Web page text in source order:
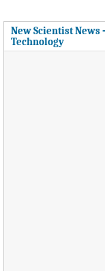
New Scientist News
Technology